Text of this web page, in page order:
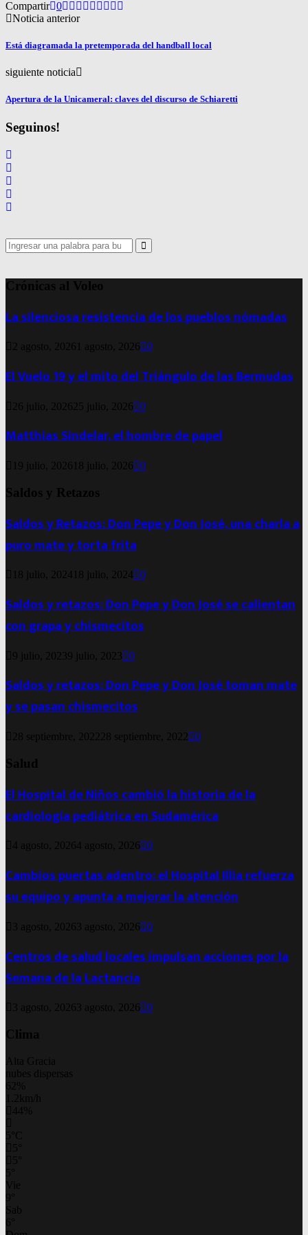
Compartir 0
Noticia anterior
Está diagramada la pretemporada del handball local
siguiente noticia
Apertura de la Unicameral: claves del discurso de Schiaretti
Seguinos!
Search
for:
Search
Crónicas al Voleo
La silenciosa resistencia de los pueblos nómadas
2 agosto, 2026 1 agosto, 2026 0
El Vuelo 19 y el mito del Triángulo de las Bermudas
26 julio, 2026 25 julio, 2026 0
Matthias Sindelar, el hombre de papel
19 julio, 2026 18 julio, 2026 0
Saldos y Retazos
Saldos y Retazos: Don Pepe y Don José, una charla a
puro mate y torta frita
18 julio, 2024 18 julio, 2024 0
Saldos y retazos: Don Pepe y Don José se calientan
con grapa y chismecitos
9 julio, 20239 julio, 2023 0
Saldos y retazos: Don Pepe y Don José toman mate
y se pasan chismecitos
28 septiembre, 2022 28 septiembre, 2022 0
Salud
El Hospital de Niños cambió la historia de la
cardiología pediátrica en Sudamérica
4 agosto, 20264 agosto, 2026 0
Cambios puertas adentro: el Hospital Illia refuerza
su equipo y apunta a mejorar la atención
3 agosto, 2026 3 agosto, 2026 0
Centros de salud locales impulsan acciones por la
Semana de la Lactancia
3 agosto, 2026 3 agosto, 2026 0
Clima
Alta Gracia
nubes dispersas
62%
1.2km/h
44%
5 C
5
5
5
Vie
9
Sab
6